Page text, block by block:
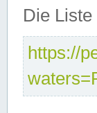
Die
https://